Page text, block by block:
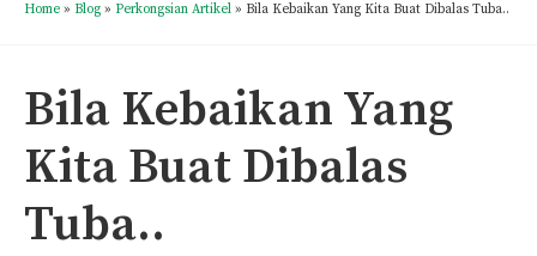
Home » Blog » Perkongsian Artikel » Bila Kebaikan Yang Kita Buat Dibalas Tuba..
Bila Kebaikan Yang
Kita Buat Dibalas
Tuba..